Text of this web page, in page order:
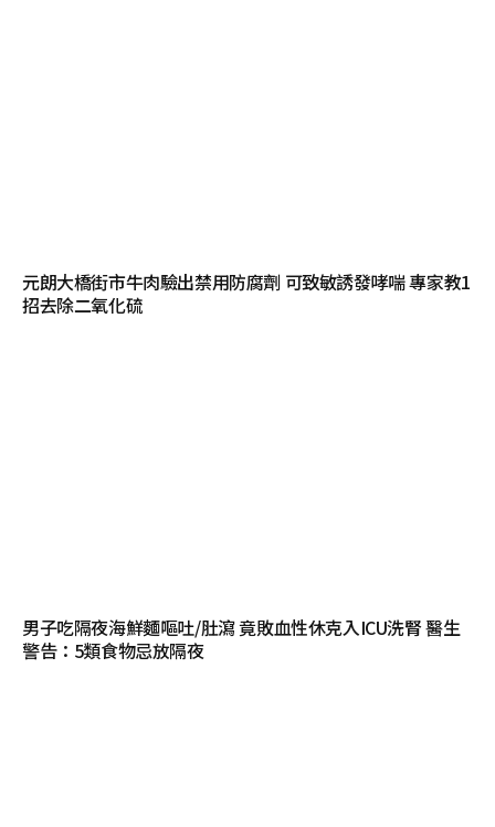
元朗大橋街市牛肉驗出禁用防腐劑 可致敏誘發哮喘 專家教1
招去除二氧化硫
男子吃隔夜海鮮麵嘔吐/肚瀉 竟敗血性休克入ICU洗腎 醫生
警告：5類食物忌放隔夜